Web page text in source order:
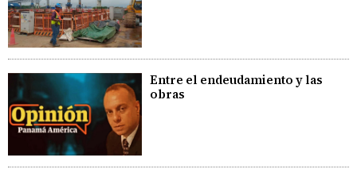
Entre el endeudamiento y las
obras